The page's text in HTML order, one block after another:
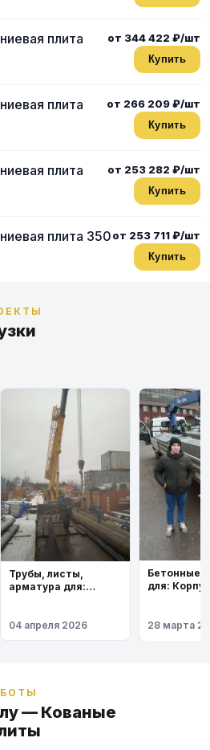
плита
от 344 422 ₽/шт
Купить
плита
от 266 209 ₽/шт
Купить
плита
от 253 282 ₽/шт
Купить
плита 350от 253 711 ₽/шт
Купить
Трубы, листы,
арматура для:
04 апреля 2026
Бетонные
для:
28 марта
— Кованые